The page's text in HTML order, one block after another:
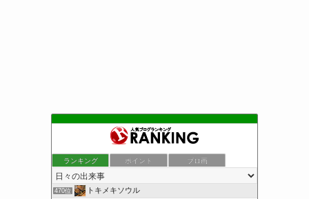
ランキング ポイント ブロ画
468位 楽しい人生 趣味のブログ
469位 自由が丘産能短期大学心理学基礎コース卒業を目指すブログ
470位 トキメキソウル